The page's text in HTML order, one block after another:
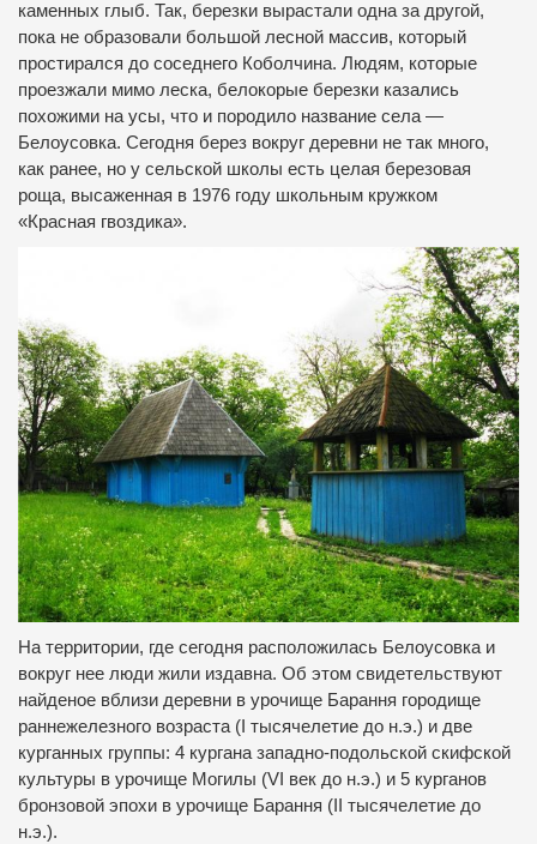
каменных глыб. Так, березки вырастали одна за другой,
пока не образовали большой лесной массив, который
простирался до соседнего Коболчина. Людям, которые
проезжали мимо леска, белокорые березки казались
похожими на усы, что и породило название села —
Белоусовка. Сегодня берез вокруг деревни не так много,
как ранее, но у сельской школы есть целая березовая
роща, высаженная в 1976 году школьным кружком
«Красная гвоздика».
На территории, где сегодня расположилась Белоусовка и
вокруг нее люди жили издавна. Об этом свидетельствуют
найденое вблизи деревни в урочище Барання городище
раннежелезного возраста (I тысячелетие до н.э.) и две
курганных группы: 4 кургана западно-подольской скифской
культуры в урочище Могилы (VI век до н.э.) и 5 курганов
бронзовой эпохи в урочище Барання (II тысячелетие до
н.э.).